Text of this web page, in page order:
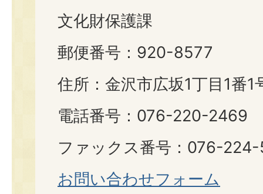
文化財保護課
郵便番号：920-8577
住所：金沢市広坂1丁目1番1
電話番号：076-220-2469
ファックス番号：076-
お問い合わせフォーム